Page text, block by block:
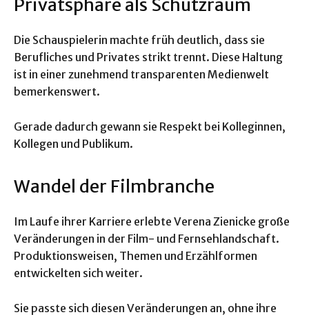
Privatsphäre als Schutzraum
Die Schauspielerin machte früh deutlich, dass sie
Berufliches und Privates strikt trennt. Diese Haltung
ist in einer zunehmend transparenten Medienwelt
bemerkenswert.
Gerade dadurch gewann sie Respekt bei Kolleginnen,
Kollegen und Publikum.
Wandel der Filmbranche
Im Laufe ihrer Karriere erlebte Verena Zienicke große
Veränderungen in der Film- und Fernsehlandschaft.
Produktionsweisen, Themen und Erzählformen
entwickelten sich weiter.
Sie passte sich diesen Veränderungen an, ohne ihre